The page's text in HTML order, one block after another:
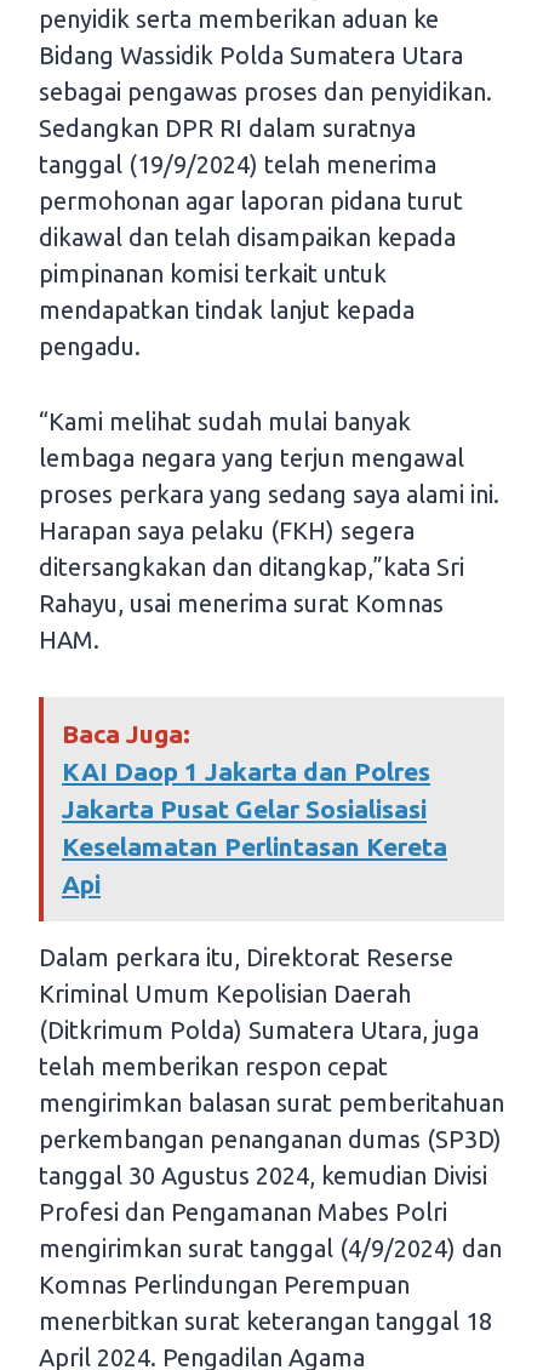
penyidik serta memberikan aduan ke
Bidang Wassidik Polda Sumatera Utara
sebagai pengawas proses dan penyidikan.
Sedangkan DPR RI dalam suratnya
tanggal (19/9/2024) telah menerima
permohonan agar laporan pidana turut
dikawal dan telah disampaikan kepada
pimpinanan komisi terkait untuk
mendapatkan tindak lanjut kepada
pengadu.
“Kami melihat sudah mulai banyak
lembaga negara yang terjun mengawal
proses perkara yang sedang saya alami ini.
Harapan saya pelaku (FKH) segera
ditersangkakan dan ditangkap,”kata Sri
Rahayu, usai menerima surat Komnas
HAM.
Baca Juga:
KAI Daop 1 Jakarta dan Polres
Jakarta Pusat Gelar Sosialisasi
Keselamatan Perlintasan Kereta
Api
Dalam perkara itu, Direktorat Reserse
Kriminal Umum Kepolisian Daerah
(Ditkrimum Polda) Sumatera Utara, juga
telah memberikan respon cepat
mengirimkan balasan surat pemberitahuan
perkembangan penanganan dumas (SP3D)
tanggal 30 Agustus 2024, kemudian Divisi
Profesi dan Pengamanan Mabes Polri
mengirimkan surat tanggal (4/9/2024) dan
Komnas Perlindungan Perempuan
menerbitkan surat keterangan tanggal 18
April 2024. Pengadilan Agama